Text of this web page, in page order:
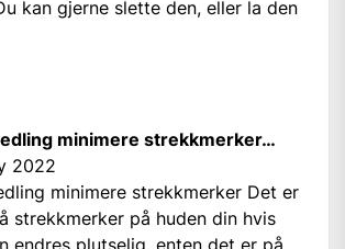
kan gjerne slette den, eller la den
minimere strekkmerker…
2022
minimere strekkmerker Det er
strekkmerker på huden din hvis